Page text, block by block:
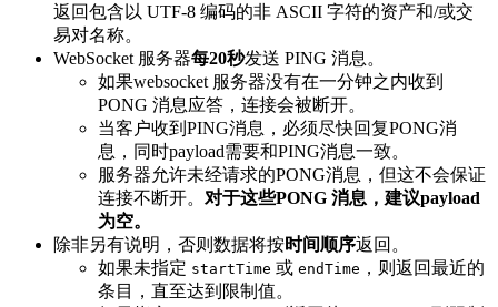
返回包含以 UTF-8 编码的非 ASCII 字符的资产和/或交
易对名称。
WebSocket 服务器每20秒发送 PING 消息。
如果websocket 服务器没有在一分钟之内收到
PONG 消息应答，连接会被断开。
当客户收到PING消息，必须尽快回复PONG消
息，同时payload需要和PING消息一致。
服务器允许未经请求的PONG消息，但这不会保证
连接不断开。 对于这些PONG 消息，建议payload
为空。
除非另有说明，否则数据将按时间顺序返回。
如果未指定 startTime 或 endTime ，则返回最近的
条目，直至达到限制值。